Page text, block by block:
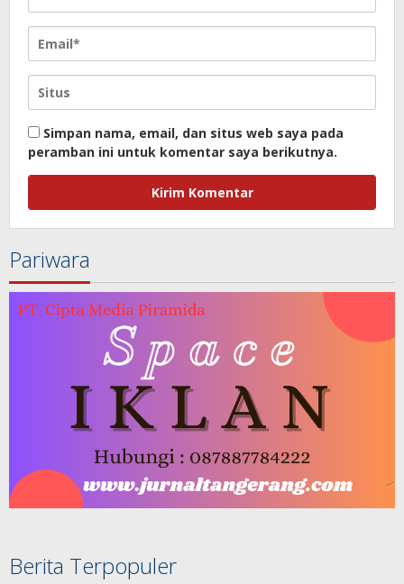
Simpan nama, email, dan situs web saya pada
peramban ini untuk komentar saya berikutnya.
Pariwara
Berita Terpopuler